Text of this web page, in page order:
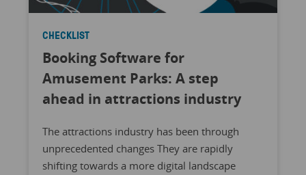
CHECKLIST
Booking Software for
Amusement Parks: A step
ahead in attractions industry
The attractions industry has been through
unprecedented changes They are rapidly
shifting towards a more digital landscape